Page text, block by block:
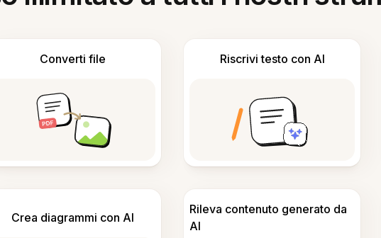
Converti file Riscrivi testo con AI
Crea diagrammi con AI
Rileva contenuto generato da
AI